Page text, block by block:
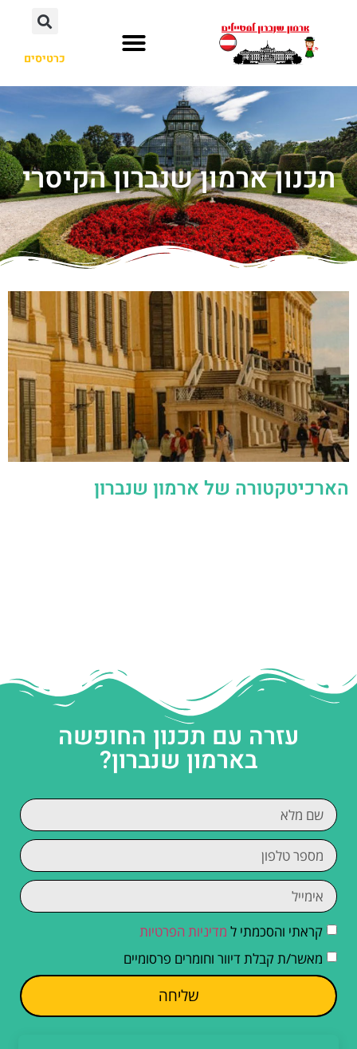
כרטיסים
תכנון ארמון שנברון הקיסרי
הארכיטקטורה של ארמון שנברון
עזרה עם תכנון החופשה
בארמון שנברון?
קראתי והסכמתי ל מדיניות הפרטיות
מאשר/ת קבלת דיוור וחומרים פרסומיים
שליחה